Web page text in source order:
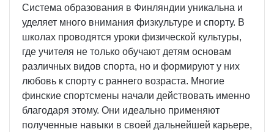
Система образования в Финляндии уникальна и
уделяет много внимания физкультуре и спорту. В
школах проводятся уроки физической культуры,
где учителя не только обучают детям основам
различных видов спорта, но и формируют у них
любовь к спорту с раннего возраста. Многие
финские спортсмены начали действовать именно
благодаря этому. Они идеально применяют
полученные навыки в своей дальнейшей карьере,